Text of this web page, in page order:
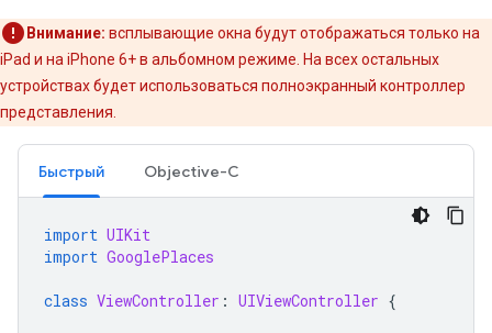
Внимание: всплывающие окна будут отображаться только на
iPad и на iPhone 6+ в альбомном режиме. На всех остальных
устройствах будет использоваться полноэкранный контроллер
представления.
Быстрый Objective-C
import UIKit
import GooglePlaces
class ViewController : UIViewController {